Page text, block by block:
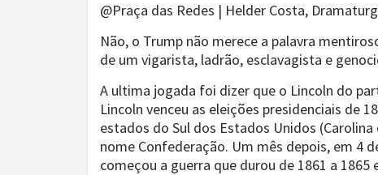
@Praça das Redes | Helder Costa,
Não, o Trump não merece a palavra
de um vigarista, ladrão, esclavagista e
A ultima jogada foi dizer que o Lincoln do
Lincoln venceu as eleições presidenciais de
estados do Sul dos Estados Unidos
nome Confederação. Um mês depois, em 4
começou a guerra que durou de 1861 a